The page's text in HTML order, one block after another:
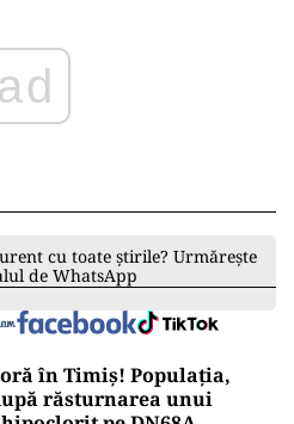
ad
cu toate știrile? Urmărește
de WhatsApp
în Timiș! Populația,
răsturnarea unui